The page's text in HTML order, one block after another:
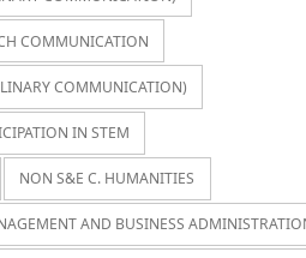
COMMUNICATION
COMMUNICATION)
IN STEM
NON S&E C. HUMANITIES
AND BUSINESS